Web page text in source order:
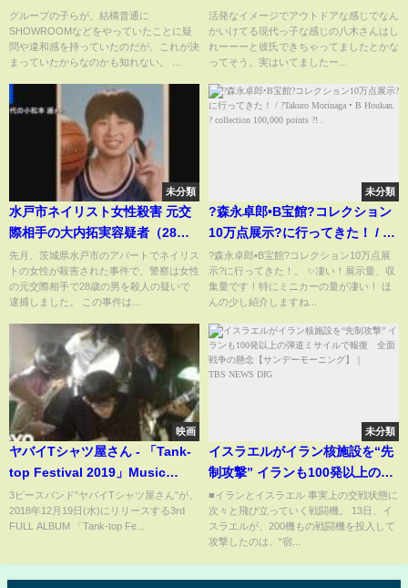
100％所持の会社が登場
グループの子らが、結構普通に
SHOWROOMなどをやっていたことに疑
問や違和感を持っていたのだが、これが決
まっていたからなのかも知れない。 ...
キャンダル予想
活発なイメージでアウトドアな感じでなん
かいけてる現代っ子な感じの八木さんはし
れーーーと彼氏できちゃってましたとかな
ってそう。実はいてましたー...
未分類
水戸市ネイリスト女性殺害 元交
際相手の大内拓実容疑者（28）
を殺人の疑いで逮捕 「事実無根
で何も知りません」容疑を否
認 茨城県警｜TBS NEWS DIG
先月、茨城県水戸市のアパートでネイリス
トの女性が殺害された事件で、警察は女性
の元交際相手で28歳の男を殺人の疑いで
逮捕しました。 この事件は...
未分類
?森永卓郎•B宝館?コレクション
10万点展示?に行ってきた！ / ?
Takuro Morinaga • B Houkan.
? collection 100,000 points ?!
.
?森永卓郎•B宝館?コレクション10万点展
示?に行ってきた！。 ✨凄い！展示量、収
集量です！特にミニカーの量が凄い！ ほ
んの少し紹介しますね...
映画
ヤバイTシャツ屋さん - 「Tank-
top Festival 2019」Music
Video
3ピースバンド”ヤバイTシャツ屋さん”が、
2018年12月19日(水)にリリースする3rd
FULL ALBUM 「Tank-top Fe...
未分類
イスラエルがイラン核施設を“先
制攻撃” イランも100発以上の弾
道ミサイルで報復 全面戦争の
懸念【サンデーモーニング】｜
TBS NEWS DIG
■イランとイスラエル 事実上の交戦状態に
次々と飛び立っていく戦闘機。 13日、イ
スラエルが、200機もの戦闘機を投入して
攻撃したのは、“宿...